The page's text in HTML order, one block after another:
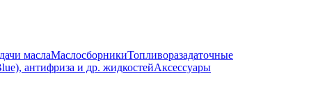
маслаМаслосборникиТопливоразадаточные
антифриза и др. жидкостейАксессуары